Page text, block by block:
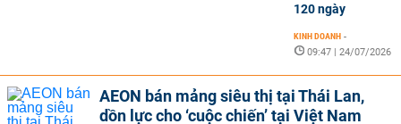
120 ngày
KINH DOANH -
09:47 | 24/07/2026
AEON bán mảng siêu thị tại Thái Lan,
dồn lực cho ‘cuộc chiến’ tại Việt Nam